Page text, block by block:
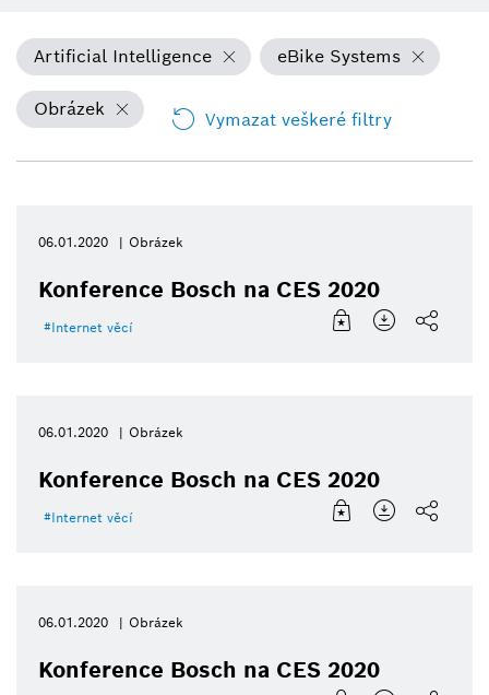
Artificial Intelligence eBike Systems
Obrázek Vymazat veškeré filtry
06.01.2020 Obrázek
Konference Bosch na CES 2020
Internet věcí
06.01.2020 Obrázek
Konference Bosch na CES 2020
Internet věcí
06.01.2020 Obrázek
Konference Bosch na CES 2020